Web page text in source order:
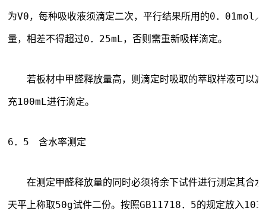
为V0，每种吸收液须滴定二次，平行结果所用的0．01mol
量，相差不得超过0．25mL，否则需重新吸样滴定。
若板材中甲醛释放量高，则滴定时吸取的萃取样液可以减
充100mL进行滴定。
6．5　含水率测定
在测定甲醛释放量的同时必须将余下试件进行测定其合
天平上称取50g试件二份。按照GB11718．5的规定放入